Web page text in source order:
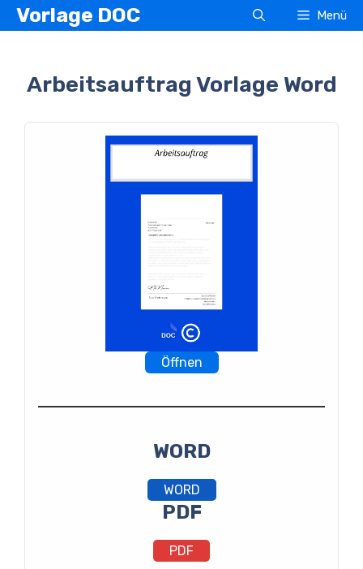
Zum
InhaltVorlage DOC Menü
Arbeitsauftrag Vorlage Word
Öffnen
WORD
WORD
PDF
PDF